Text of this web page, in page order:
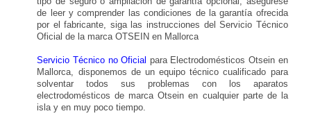
de leer y comprender las condiciones de la garantía ofrecida
por el fabricante, siga las instrucciones del Servicio Técnico
Oficial de la marca OTSEIN en Mallorca
Servicio Técnico no Oficial para Electrodomésticos Otsein en
Mallorca, disponemos de un equipo técnico cualificado para
solventar todos sus problemas con los aparatos
electrodomésticos de marca Otsein en cualquier parte de la
isla y en muy poco tiempo.